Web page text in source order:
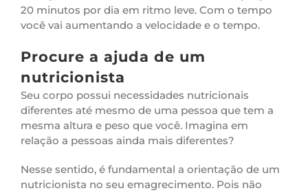
20 minutos por dia em ritmo leve. Com o tempo
você vai aumentando a velocidade e o tempo.
Procure a ajuda de um
nutricionista
Seu corpo possui necessidades nutricionais
diferentes até mesmo de uma pessoa que tem a
mesma altura e peso que você. Imagina em
relação a pessoas ainda mais diferentes?
Nesse sentido, é fundamental a orientação de um
nutricionista no seu emagrecimento. Pois não